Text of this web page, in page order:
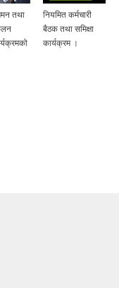
तथा
नियमित कर्मचारी
बैठक तथा समिक्षा
कार्यक्रम ।